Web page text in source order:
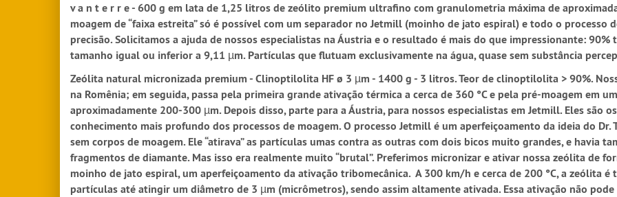
v a n t e r r e - 600 g em lata de 1,25 litros de zeólito premium ultrafino com granulometria máxima de
moagem de “faixa estreita” só é possível com um separador no Jetmill (moinho de jato espiral) e todo o processo
precisão. Solicitamos a ajuda de nossos especialistas na Áustria e o resultado é mais do que impressionante:
tamanho igual ou inferior a 9,11 µm. Partículas que flutuam exclusivamente na água, quase sem substância
Zeólita natural micronizada premium - Clinoptilolita HF ø 3 µm - 1400 g - 3 litros. Teor de clinoptilolita > 90%.
na Romênia; em seguida, passa pela primeira grande ativação térmica a cerca de 360 °C e pela pré-moagem em
aproximadamente 200-300 µm. Depois disso, parte para a Áustria, para nossos especialistas em Jetmill. Eles são
conhecimento mais profundo dos processos de moagem. O processo Jetmill é um aperfeiçoamento da ideia do
sem corpos de moagem. Ele “atirava” as partículas umas contra as outras com dois bicos muito grandes, e havia
fragmentos de diamante. Mas isso era realmente muito “brutal”. Preferimos micronizar e ativar nossa zeólita de
moinho de jato espiral, um aperfeiçoamento da ativação tribomecânica. A 300 km/h e cerca de 200 °C, a zeólita
partículas até atingir um diâmetro de 3 µm (micrômetros), sendo assim altamente ativada. Essa ativação não